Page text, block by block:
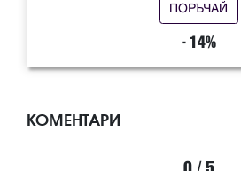
ПОРЪЧАЙ
- 14%
КОМЕНТАРИ